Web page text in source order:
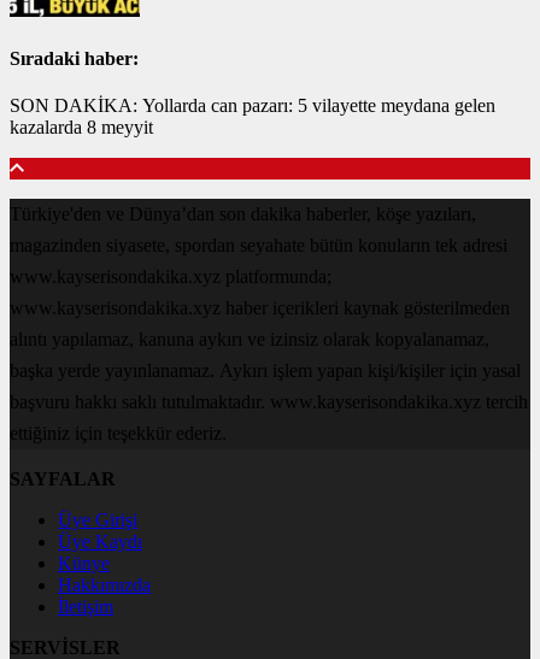
Sıradaki haber:
SON DAKİKA: Yollarda can pazarı: 5 vilayette meydana gelen
kazalarda 8 meyyit
Türkiye'den ve Dünya’dan son dakika haberler, köşe yazıları,
magazinden siyasete, spordan seyahate bütün konuların tek adresi
www.kayserisondakika.xyz platformunda;
www.kayserisondakika.xyz haber içerikleri kaynak gösterilmeden
alıntı yapılamaz, kanuna aykırı ve izinsiz olarak kopyalanamaz,
başka yerde yayınlanamaz. Aykırı işlem yapan kişi/kişiler için yasal
başvuru hakkı saklı tutulmaktadır. www.kayserisondakika.xyz tercih
ettiğiniz için teşekkür ederiz.
SAYFALAR
Üye Girişi
Üye Kaydı
Künye
Hakkımızda
İletişim
SERVİSLER